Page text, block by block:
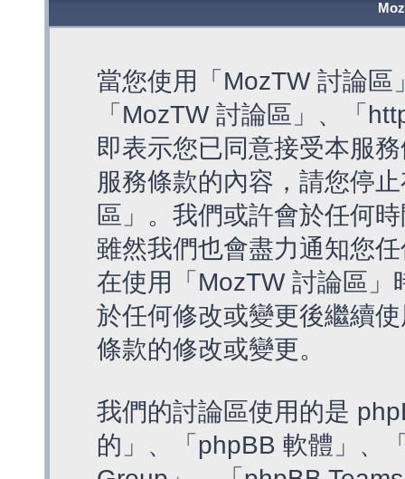
當您使用「MozTW 討論
「MozTW 討論區」、「
即表示您已同意接受本服
服務條款的內容，請您停
區」。我們或許會於任何
雖然我們也會盡力通知您
在使用「MozTW 討論區
於任何修改或變更後繼續
條款的修改或變更。
我們的討論區使用的是
的」、「phpBB 軟體」、